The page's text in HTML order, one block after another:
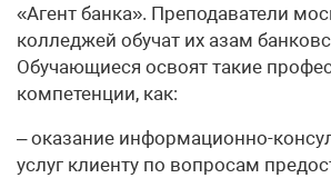
«Агент банка». Преподаватели
колледжей обучат их азам
Обучающиеся освоят такие
компетенции, как:
– оказание информационно-
услуг клиенту по вопросам